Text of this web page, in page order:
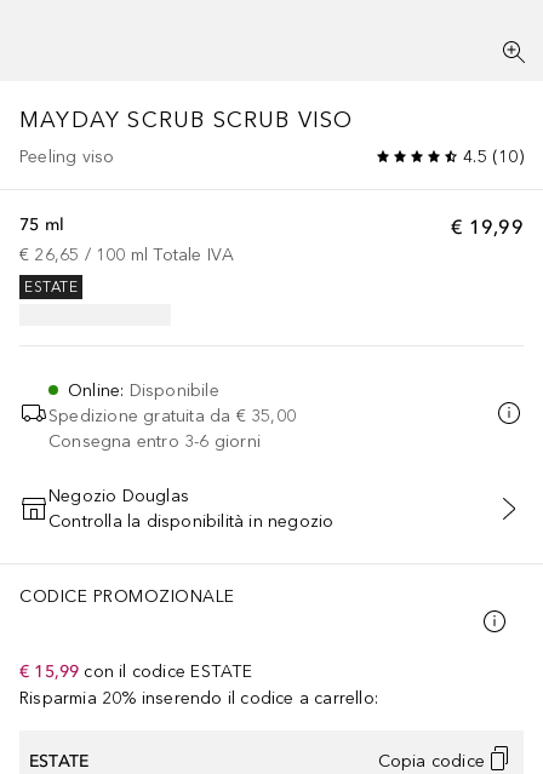
MAYDAY SCRUB SCRUB VISO
Peeling viso 4.5 (10)
€ 19,99
75 ml
€ 26,65 / 100 ml Totale IVA
ESTATE
Online: Disponibile
Spedizione gratuita da € 35,00
Consegna entro 3-6 giorni
AGGIUNGI AL CARRELLO
Negozio Douglas
Controlla la disponibilità in negozio
CODICE PROMOZIONALE
€ 15,99 con il codice ESTATE
Risparmia 20% inserendo il codice a carrello:
ESTATE Copia codice